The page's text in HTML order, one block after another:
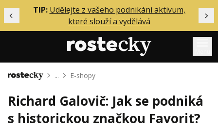
Předchozí
TIP: Udělejte z vašeho podnikání aktivum,
které slouží a vydělává
Mentoring
Podcasty
Solo
Domů ... E-shopy
Richard Galovič: Jak se podniká
s historickou značkou Favorit?